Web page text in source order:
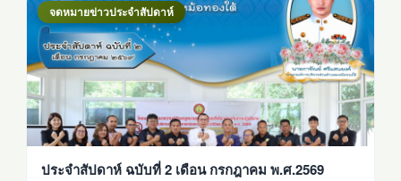
จดหมายข่าวประจำสัปดาห์
ประจำสัปดาห์ ฉบับที่ 2 เดือน กรกฎาคม พ.ศ.2569